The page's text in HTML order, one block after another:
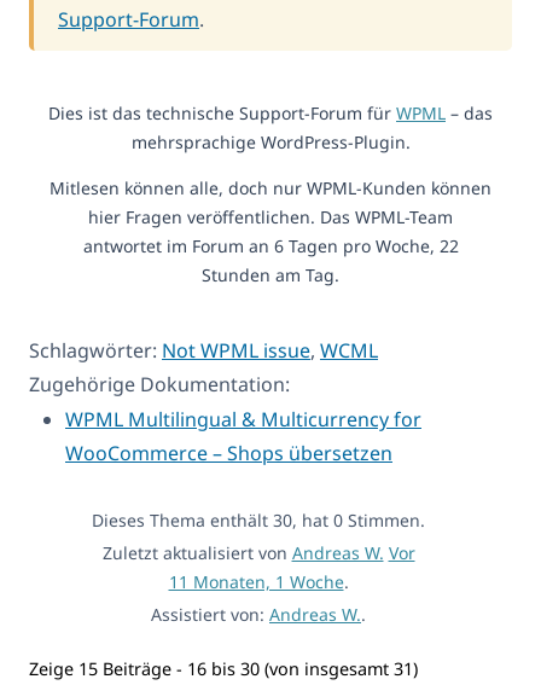
Support-Forum.
Dies ist das technische Support-Forum für WPML – das
mehrsprachige WordPress-Plugin.
Mitlesen können alle, doch nur WPML-Kunden können
hier Fragen veröffentlichen. Das WPML-Team
antwortet im Forum an 6 Tagen pro Woche, 22
Stunden am Tag.
Schlagwörter: Not WPML issue, WCML
Zugehörige Dokumentation:
WPML Multilingual & Multicurrency for
WooCommerce – Shops übersetzen
Dieses Thema enthält 30, hat 0 Stimmen.
Zuletzt aktualisiert von Andreas W. Vor
11 Monaten, 1 Woche.
Assistiert von: Andreas W..
Zeige 15 Beiträge - 16 bis 30 (von insgesamt 31)